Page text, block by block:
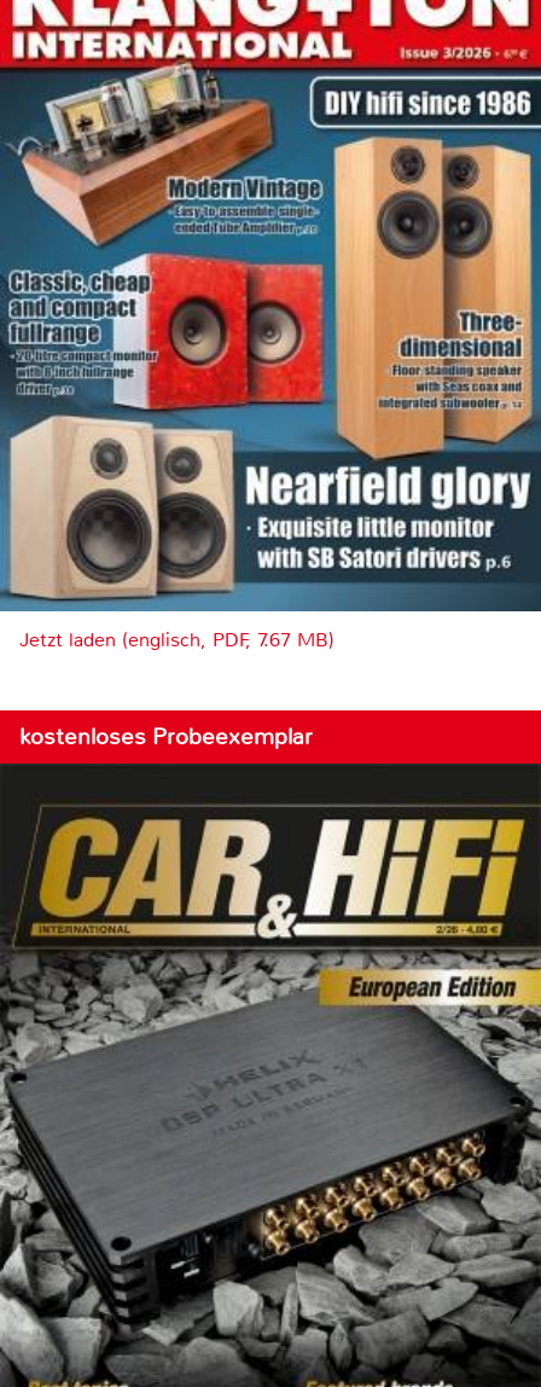
Jetzt laden (englisch, PDF, 7.67 MB)
kostenloses Probeexemplar